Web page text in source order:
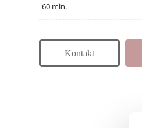
60 min.
Kontakt